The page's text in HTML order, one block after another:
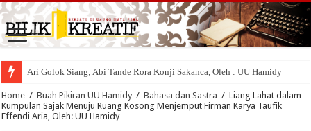
Ari Golok Siang; Abi Tande Rora Konji Sakanca, Oleh : UU Hamidy
Home / Buah Pikiran UU Hamidy / Bahasa dan Sastra / Liang Lahat dalam
Kumpulan Sajak Menuju Ruang Kosong Menjemput Firman Karya Taufik
Effendi Aria, Oleh: UU Hamidy